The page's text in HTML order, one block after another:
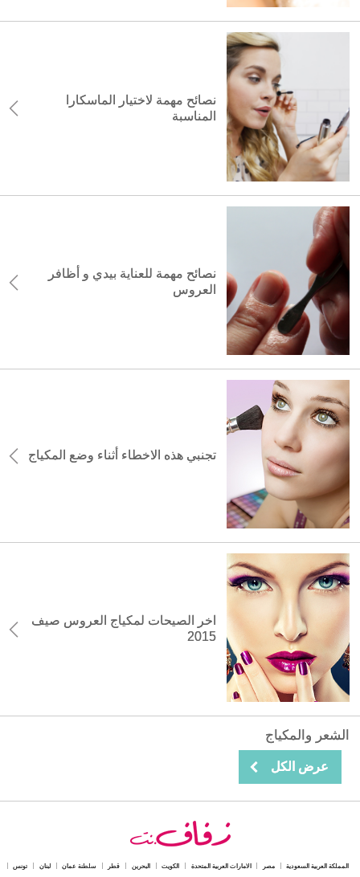
نصائح مهمة لاختيار الماسكارا
المناسبة
نصائح مهمة للعناية بيدي و أظافر
العروس
تجنبي هذه الاخطاء أثناء وضع المكياج
اخر الصيحات لمكياج العروس صيف
2015
الشعر والمكياج
عرض الكل
المملكة العربية السعودية مصر الامارات العربية المتحدة الكويت البحرين قطر سلطنة عمان لبنان تونس